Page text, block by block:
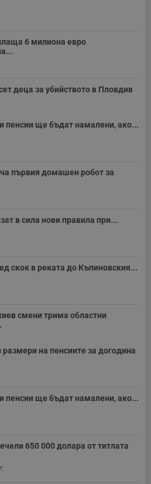
6 милиона евро
деца за убийството в Пловдив
пенсии ще бъдат намалени, ако...
първия домашен робот за
в сила нови правила при...
скок в реката до Къпиновския...
смени трима областни
размери на пенсиите за догодина
пенсии ще бъдат намалени, ако...
650 000 долара от титлата